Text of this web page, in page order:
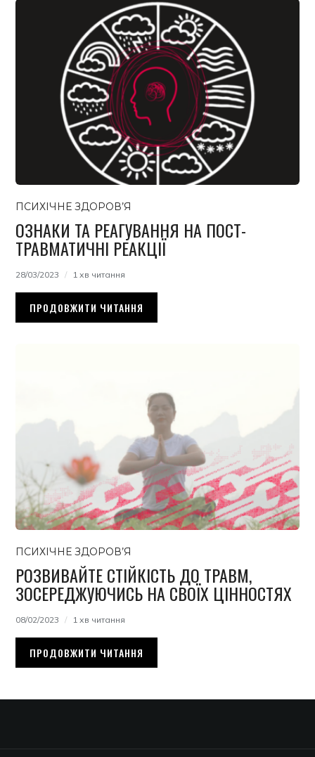
ПСИХІЧНЕ ЗДОРОВ’Я
ОЗНАКИ ТА РЕАГУВАННЯ НА ПОСТ-
ТРАВМАТИЧНІ РЕАКЦІЇ
28/03/2023 1 хв читання
ПРОДОВЖИТИ ЧИТАННЯ
ПСИХІЧНЕ ЗДОРОВ’Я
РОЗВИВАЙТЕ СТІЙКІСТЬ ДО ТРАВМ,
ЗОСЕРЕДЖУЮЧИСЬ НА СВОЇХ ЦІННОСТЯХ
08/02/2023 1 хв читання
ПРОДОВЖИТИ ЧИТАННЯ